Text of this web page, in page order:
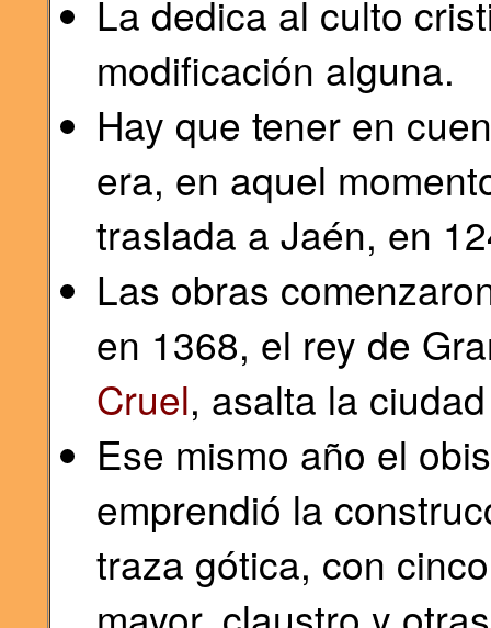
La dedica al culto
modificación alguna.
Hay que tener en
era, en aquel
traslada a Jaén, en
Las obras
en 1368, el rey de
Cruel, asalta la
Ese mismo año el
emprendió la
traza gótica, con